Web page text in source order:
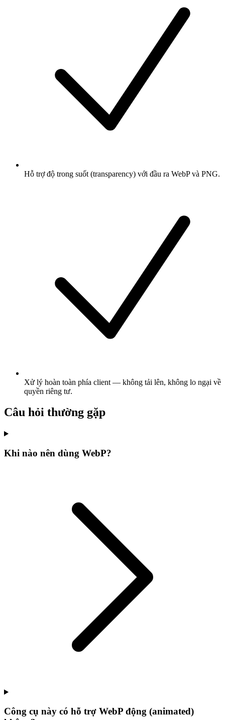
Hỗ trợ độ trong suốt (transparency) với đầu ra WebP và PNG.
Xử lý hoàn toàn phía client — không tải lên, không lo ngại về
quyền riêng tư.
Câu hỏi thường gặp
Khi nào nên dùng WebP?
Công cụ này có hỗ trợ WebP động (animated)